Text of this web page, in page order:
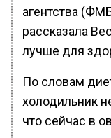
агентства
рассказала
лучше для
По словам
холодильник
что сейчас в